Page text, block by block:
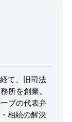
て、旧司法
所を創業。
プの代表弁
相続の解決